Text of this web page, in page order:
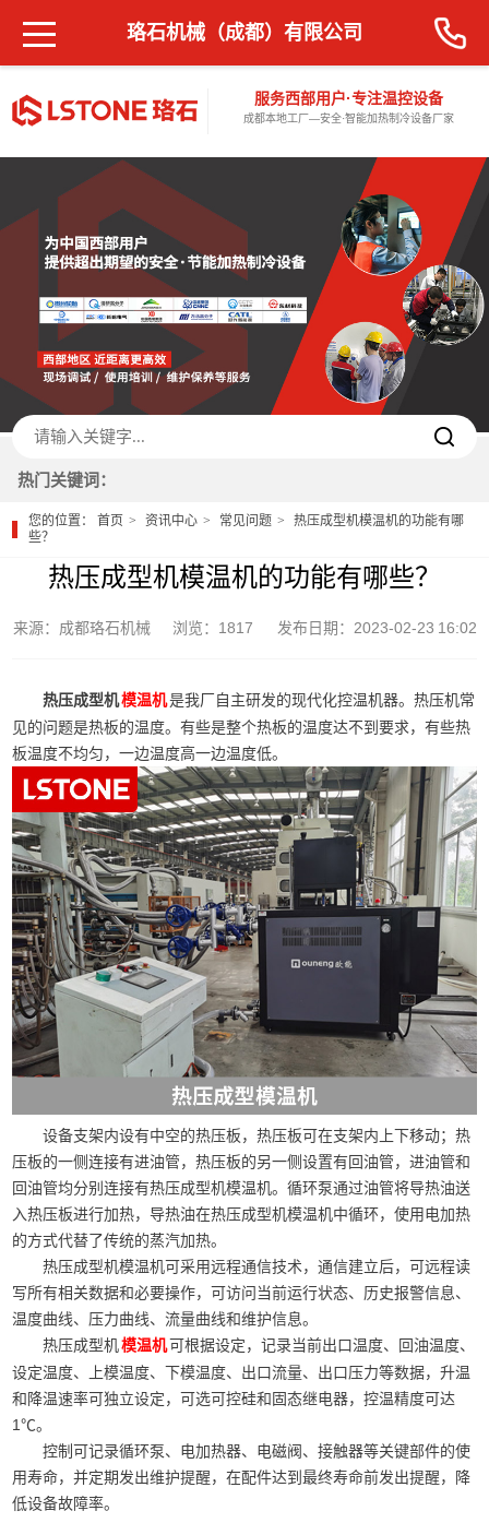
服务西部用户·专注温控设备
成都本地工厂—安全·智能加热制冷设备厂家
珞石机械（成都）有限公司
热门关键词：
您的位置：首页 资讯中心 常见问题
热压成型机模温机的功能有哪
些？
热压成型机模温机的功能有哪些？
来源：成都珞石机械 浏览：1817 发布日期：2023-02-23 16:02
热压成型机模温机是我厂自主研发的现代化控温机器。热压机常
见的问题是热板的温度。有些是整个热板的温度达不到要求，有些热
板温度不均匀，一边温度高一边温度低。
设备支架内设有中空的热压板，热压板可在支架内上下移动；热
压板的一侧连接有进油管，热压板的另一侧设置有回油管，进油管和
回油管均分别连接有热压成型机模温机。循环泵通过油管将导热油送
入热压板进行加热，导热油在热压成型机模温机中循环，使用电加热
的方式代替了传统的蒸汽加热。
热压成型机模温机可采用远程通信技术，通信建立后，可远程读
写所有相关数据和必要操作，可访问当前运行状态、历史报警信息、
温度曲线、压力曲线、流量曲线和维护信息。
热压成型机模温机可根据设定，记录当前出口温度、回油温度、
设定温度、上模温度、下模温度、出口流量、出口压力等数据，升温
和降温速率可独立设定，可选可控硅和固态继电器，控温精度可达
1℃。
控制可记录循环泵、电加热器、电磁阀、接触器等关键部件的使
用寿命，并定期发出维护提醒，在配件达到最终寿命前发出提醒，降
低设备故障率。